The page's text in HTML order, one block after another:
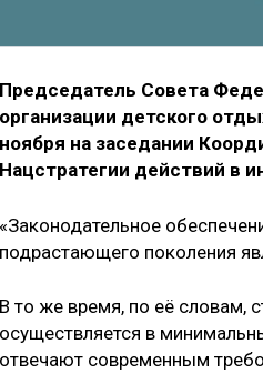
Председатель Совета
организации детского
ноября на заседании
Нацстратегии действий в
«Законодательное
подрастающего поколения
В то же время, по её словам,
осуществляется в
отвечают современным